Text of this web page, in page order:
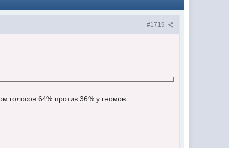
#1719
64% против 36% у гномов.